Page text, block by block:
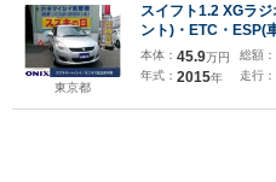
東京都
スイフト1.2 XGラ
ント)・ETC・ESP(
テレスコピックステ
ー・キーレスプッシ
説明書・点検整備記
本体： 45.9万円
年式： 2015年
総額：
走行：